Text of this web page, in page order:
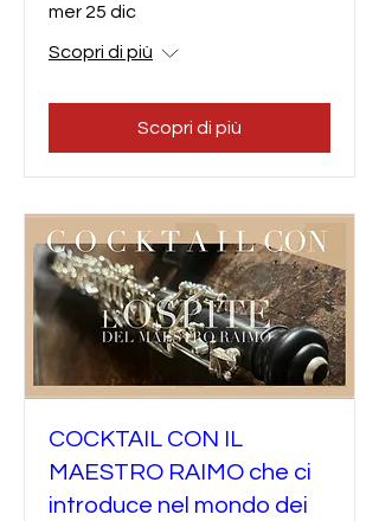
mer 25 dic
Scopri di più
Scopri di più
COCKTAIL CON IL
MAESTRO RAIMO che ci
introduce nel mondo dei